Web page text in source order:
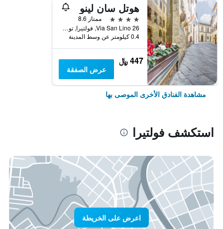
هوتل سان لينو
4 نجوم
ممتاز 8.6
Via San Lino 26, فولتيرا, توسكانا, إيطاليا
0.4 كيلومتر عن وسط المدينة
447 ﷼
عرض الصفقة
مشاهدة الفنادق الأخرى الموصى بها
استكشف فولتيرا
اعرض على الخريطة